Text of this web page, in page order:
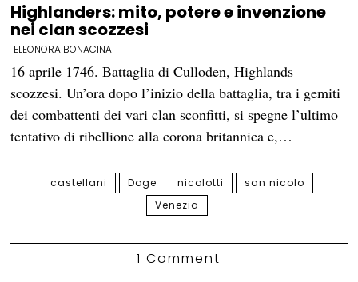
Highlanders: mito, potere e invenzione
nei clan scozzesi
ELEONORA BONACINA
16 aprile 1746. Battaglia di Culloden, Highlands
scozzesi. Un’ora dopo l’inizio della battaglia, tra i gemiti
dei combattenti dei vari clan sconfitti, si spegne l’ultimo
tentativo di ribellione alla corona britannica e,…
castellani Doge nicolotti
san nicolo
Venezia
1 Comment